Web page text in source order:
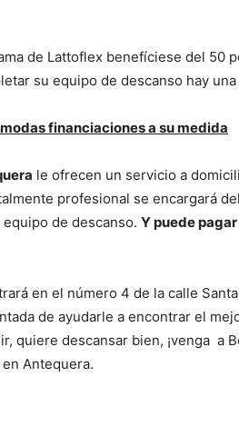
de Lattoflex benefíciese del 50
su equipo de descanso hay
financiaciones a su medida
le ofrecen un servicio a
profesional se encargará
de descanso. Y puede
en el número 4 de la calle
de ayudarle a encontrar el
quiere descansar bien, ¡venga a
Antequera.